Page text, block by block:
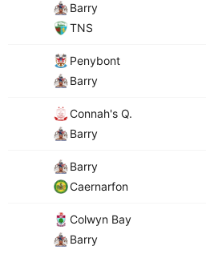
Barry
TNS
Penybont
Barry
Connah's Q.
Barry
Barry
Caernarfon
Colwyn Bay
Barry